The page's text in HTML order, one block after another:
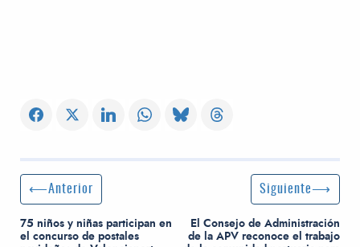
Navegación de entradas
Entrada anterior:
Anterior
75 niños y niñas participan en
el concurso de postales
Siguiente entrada
Siguiente
El Consejo de Administración
de la APV reconoce el trabajo